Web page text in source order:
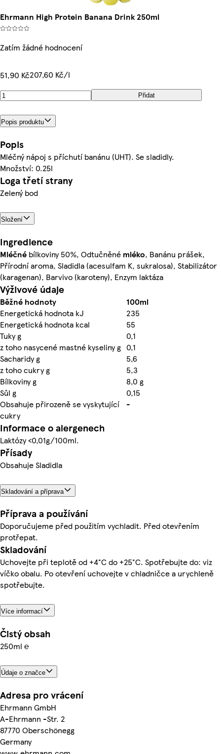
Ehrmann High Protein Banana Drink 250ml
Zatím žádné hodnocení
51,90 Kč207,60 Kč/l
Přidat
Popis produktu
Popis
Mléčný nápoj s příchutí banánu (UHT). Se sladidly.
Množství: 0.25l
Loga třetí strany
Zelený bod
Složení
Ingredience
Mléčné bílkoviny 50%, Odtučněné mléko, Banánu prášek,
Přírodní aroma, Sladidla (acesulfam K, sukralosa), Stabilizátor
(karagenan), Barvivo (karoteny), Enzym laktáza
Výživové údaje
Běžné hodnoty
100ml
Energetická hodnota kJ
235
Energetická hodnota kcal
55
Tuky g
0,1
z toho nasycené mastné kyseliny g 0,1
Sacharidy g
5,6
z toho cukry g
5,3
Bílkoviny g
8,0 g
Sůl g
0,15
Obsahuje přirozeně se vyskytující
cukry
-
Informace o alergenech
Laktózy <0,01g/100ml.
Přísady
Obsahuje Sladidla
Skladování a příprava
Příprava a používání
Doporučujeme před použitím vychladit. Před otevřením
protřepat.
Skladování
Uchovejte při teplotě od +4°C do +25°C. Spotřebujte do: viz
víčko obalu. Po otevření uchovejte v chladničce a urychleně
spotřebujte.
Více informací
Čistý obsah
250ml ℮
Údaje o značce
Adresa pro vrácení
Ehrmann GmbH
A-Ehrmann -Str. 2
87770 Oberschönegg
Germany